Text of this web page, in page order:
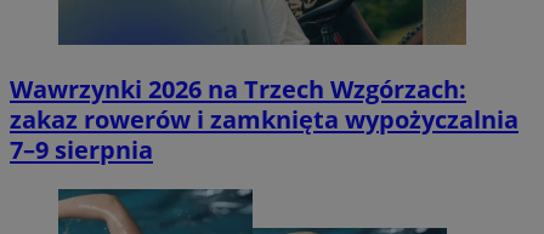
Wawrzynki 2026 na Trzech Wzgórzach:
zakaz rowerów i zamknięta wypożyczalnia
7–9 sierpnia